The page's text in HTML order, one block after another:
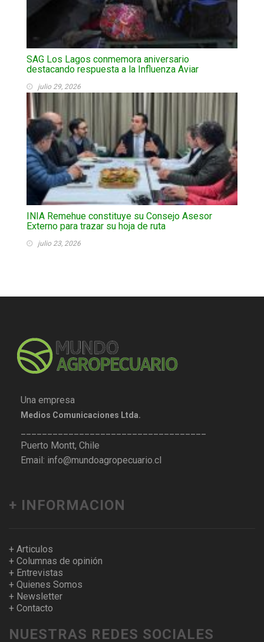
SAG Los Lagos conmemora aniversario
destacando respuesta a la Influenza Aviar
julio 29, 2026
INIA Remehue constituye su Consejo Asesor
Externo para trazar su hoja de ruta
julio 23, 2026
Una empresa
Medios Comunicaciones Ltda.
Puerto Montt, Chile
Email: info@mundoagropecuario.cl
+ INFORMACION
+ Articulos
+ Columnas de opinión
+ Entrevistas
+ Quienes Somos
+ Newsletter
+ Contacto
NUESTRAS REDES SOCIALES